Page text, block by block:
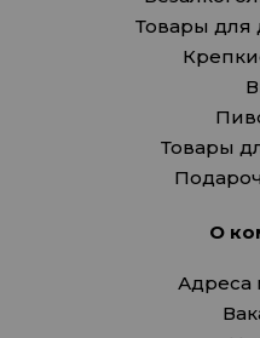
Товары для
Товары
О
Адреса